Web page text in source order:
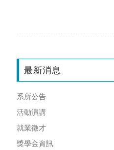
最新消息
系所公告
活動演講
就業徵才
獎學金資訊